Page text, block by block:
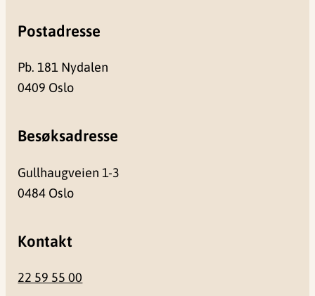
Postadresse
Pb. 181 Nydalen
0409 Oslo
Besøksadresse
Gullhaugveien 1-3
0484 Oslo
Kontakt
22 59 55 00